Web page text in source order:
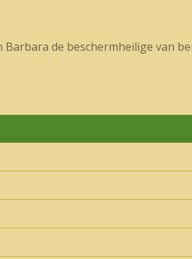
Barbara de beschermheilige van